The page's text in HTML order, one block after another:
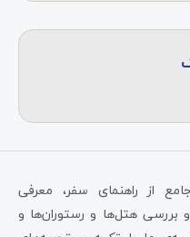
از راهنمای سفر، معرفی
بررسی هتل‌ها و رستوران‌ها و